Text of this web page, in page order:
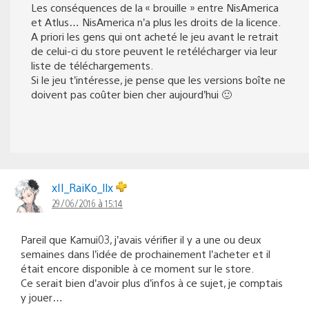
Les conséquences de la « brouille » entre NisAmerica
et Atlus… NisAmerica n’a plus les droits de la licence.
A priori les gens qui ont acheté le jeu avant le retrait
de celui-ci du store peuvent le retélécharger via leur
liste de téléchargements.
Si le jeu t’intéresse, je pense que les versions boîte ne
doivent pas coûter bien cher aujourd’hui 🙂
xII_RaiKo_llx
29/06/2016 à 15:14
Pareil que Kamui03, j’avais vérifier il y a une ou deux
semaines dans l’idée de prochainement l’acheter et il
était encore disponible à ce moment sur le store.
Ce serait bien d’avoir plus d’infos à ce sujet, je comptais
y jouer…